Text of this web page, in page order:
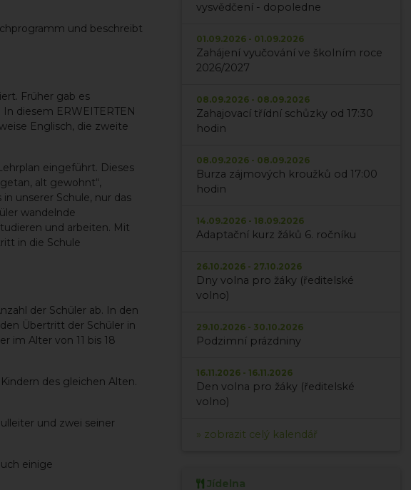
und beschreibt
Früher gab es
diesem ERWEITERTEN
Englisch, die zweite
eingeführt. Dieses
alt gewohnt“,
unserer Schule, nur das
wandelnde
und arbeiten. Mit
in die Schule
der Schüler ab. In den
Übertritt der Schüler in
im Alter von 11 bis 18
des gleichen Alten.
und zwei seiner
einige
vysvědčení - dopoledne
01.09.2026 - 01.09.2026
Zahájení vyučování ve školním roce
2026/2027
08.09.2026 - 08.09.2026
Zahajovací třídní schůzky od 17:30
hodin
08.09.2026 - 08.09.2026
Burza zájmových kroužků od 17:00
hodin
14.09.2026 - 18.09.2026
Adaptační kurz žáků 6. ročníku
26.10.2026 - 27.10.2026
Dny volna pro žáky (ředitelské
volno)
29.10.2026 - 30.10.2026
Podzimní prázdniny
16.11.2026 - 16.11.2026
Den volna pro žáky (ředitelské
volno)
» zobrazit celý kalendář
Jídelna